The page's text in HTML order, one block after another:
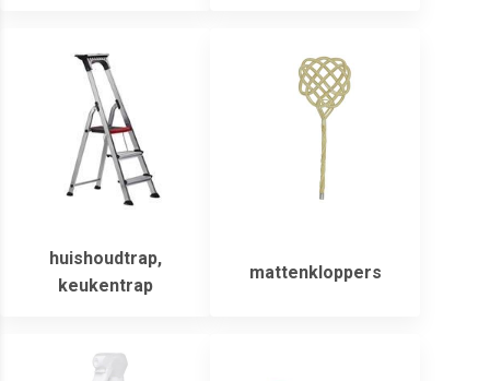
huishoudtrap,
keukentrap
mattenkloppers